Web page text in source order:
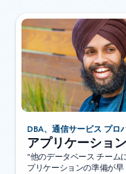
スライド {0} {1} インジケ
DBA、通信サービス プロ
アプリケーショ
"他のデータベース チーム
プリケーションの準備が